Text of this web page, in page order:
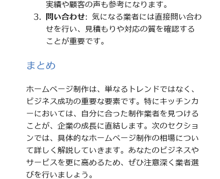
実績や顧客の声も参考になります。
問い合わせ: 気になる業者には直接問い合わ
せを行い、見積もりや対応の質を確認する
ことが重要です。
まとめ
ホームページ制作は、単なるトレンドではなく、
ビジネス成功の重要な要素です。特にキッチンカ
ーにおいては、自分に合った制作業者を見つける
ことが、企業の成長に直結します。次のセクショ
ンでは、具体的なホームページ制作の相場につい
て詳しく解説していきます。あなたのビジネスや
サービスを更に高めるため、ぜひ注意深く業者選
びを行いましょう。